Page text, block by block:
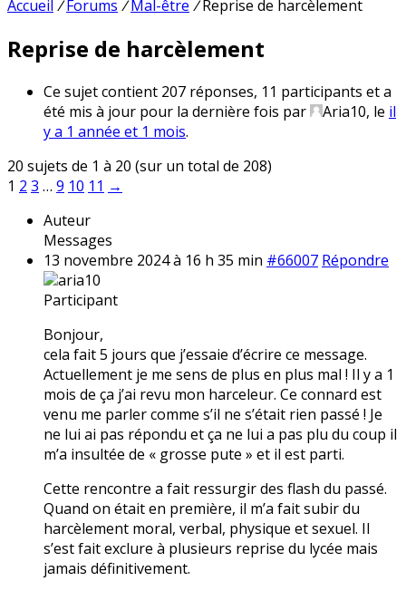
Accueil / Forums / Mal-être / Reprise de harcèlement
Reprise de harcèlement
Ce sujet contient 207 réponses, 11 participants et a
été mis à jour pour la dernière fois par
Aria10, le il
y a 1 année et 1 mois.
20 sujets de 1 à 20 (sur un total de 208)
1 2 3 … 9 10 11 →
Auteur
Messages
13 novembre 2024 à 16 h 35 min #66007 Répondre
aria10
Participant
Bonjour,
cela fait 5 jours que j’essaie d’écrire ce message.
Actuellement je me sens de plus en plus mal ! Il y a 1
mois de ça j’ai revu mon harceleur. Ce connard est
venu me parler comme s’il ne s’était rien passé ! Je
ne lui ai pas répondu et ça ne lui a pas plu du coup il
m’a insultée de « grosse pute » et il est parti.
Cette rencontre a fait ressurgir des flash du passé.
Quand on était en première, il m’a fait subir du
harcèlement moral, verbal, physique et sexuel. Il
s’est fait exclure à plusieurs reprise du lycée mais
jamais définitivement.